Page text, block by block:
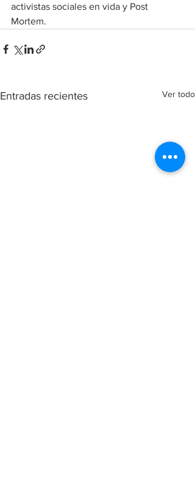
activistas sociales en vida y Post
Mortem.
Entradas recientes Ver todo